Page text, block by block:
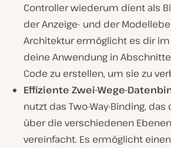
Controller wiederum dient als
der Anzeige- und der
Architektur ermöglicht es dir
deine Anwendung in
Code zu erstellen, um sie zu
Effiziente Zwei-Wege-
nutzt das Two-Way-Binding,
über die verschiedenen
vereinfacht. Es ermöglicht